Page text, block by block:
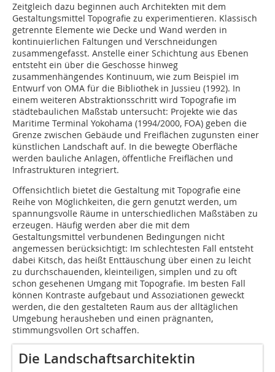
Zeitgleich dazu beginnen auch Architekten mit dem
Gestaltungsmittel Topografie zu experimentieren. Klassisch
getrennte Elemente wie Decke und Wand werden in
kontinuierlichen Faltungen und Verschneidungen
zusammengefasst. Anstelle einer Schichtung aus Ebenen
entsteht ein über die Geschosse hinweg
zusammenhängendes Kontinuum, wie zum Beispiel im
Entwurf von OMA für die Bibliothek in Jussieu (1992). In
einem weiteren Abstraktionsschritt wird Topografie im
städtebaulichen Maßstab untersucht: Projekte wie das
Maritime Terminal Yokohama (1994/2000, FOA) geben die
Grenze zwischen Gebäude und Freiflächen zugunsten einer
künstlichen Landschaft auf. In die bewegte Oberfläche
werden bauliche Anlagen, öffentliche Freiflächen und
Infrastrukturen integriert.
Offensichtlich bietet die Gestaltung mit Topografie eine
Reihe von Möglichkeiten, die gern genutzt werden, um
spannungsvolle Räume in unterschiedlichen Maßstäben zu
erzeugen. Häufig werden aber die mit dem
Gestaltungsmittel verbundenen Bedingungen nicht
angemessen berücksichtigt: Im schlechtesten Fall entsteht
dabei Kitsch, das heißt Enttäuschung über einen zu leicht
zu durchschauenden, kleinteiligen, simplen und zu oft
schon gesehenen Umgang mit Topografie. Im besten Fall
können Kontraste aufgebaut und Assoziationen geweckt
werden, die den gestalteten Raum aus der alltäglichen
Umgebung herausheben und einen prägnanten,
stimmungsvollen Ort schaffen.
Die Landschaftsarchitektin